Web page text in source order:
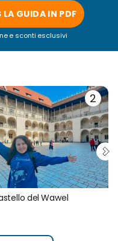
GUIDA IN PDF
e sconti esclusivi
del Wawel